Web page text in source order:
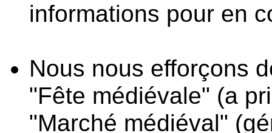
informations pour en
Nous nous efforçons
"Fête médiévale" (a
"Marché médiéval"